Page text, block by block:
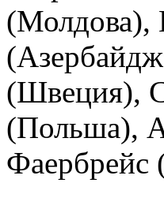
(Молдова),
(Швеция),
(Польша),
Фаербрейс